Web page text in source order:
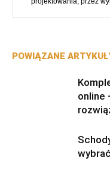
POWIĄZANE
online